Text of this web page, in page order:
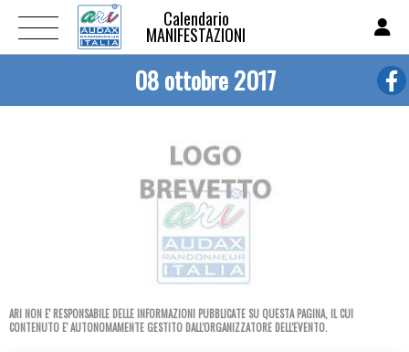
Calendario
MANIFESTAZIONI
08 ottobre 2017
ARI NON E' RESPONSABILE DELLE INFORMAZIONI PUBBLICATE SU QUESTA PAGINA, IL CUI
CONTENUTO E' AUTONOMAMENTE GESTITO DALL'ORGANIZZATORE DELL'EVENTO.